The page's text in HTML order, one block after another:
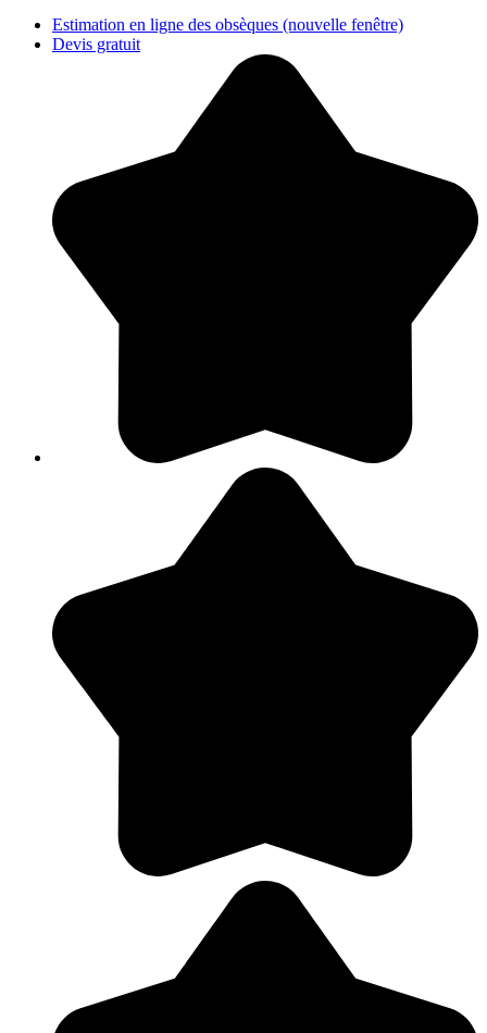
Estimation en ligne des obsèques (nouvelle fenêtre)
Devis gratuit